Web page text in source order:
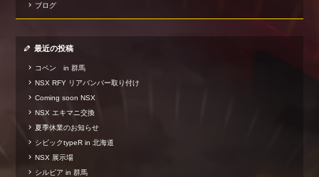
ブログ
最近の投稿
コペン in 群馬
NSX RFY リアバンパー取り付け
Coming soon NSX
NSX エキマニ交換
夏季休業のお知らせ
シビックtypeR in 北海道
NSX 展示場
シルビア in 群馬